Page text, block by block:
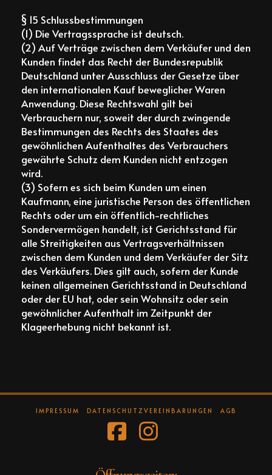
§ 15 Schlussbestimmungen
(1) Die Vertragssprache ist deutsch.
(2) Auf Verträge zwischen dem Verkäufer und den
Kunden findet das Recht der Bundesrepublik
Deutschland unter Ausschluss der Gesetze über
den internationalen Kauf beweglicher Waren
Anwendung. Diese Rechtswahl gilt bei
Verbrauchern nur, soweit der durch zwingende
Bestimmungen des Rechts des Staates des
gewöhnlichen Aufenthaltes des Verbrauchers
gewährte Schutz dem Kunden nicht entzogen
wird.
(3) Sofern es sich beim Kunden um einen
Kaufmann, eine juristische Person des öffentlichen
Rechts oder um ein öffentlich-rechtliches
Sondervermögen handelt, ist Gerichtsstand für
alle Streitigkeiten aus Vertragsverhältnissen
zwischen dem Kunden und dem Verkäufer der Sitz
des Verkäufers. Dies gilt auch, sofern der Kunde
keinen allgemeinen Gerichtsstand in Deutschland
oder der EU hat, oder sein Wohnsitz oder sein
gewöhnlicher Aufenthalt im Zeitpunkt der
Klageerhebung nicht bekannt ist.
IMPRESSUM DATENSCHUTZVEREINBARUNGEN AGB